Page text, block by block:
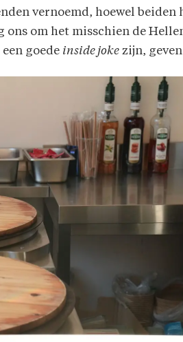
vernoemd, hoewel
om het misschien de
goede inside joke zijn, geven